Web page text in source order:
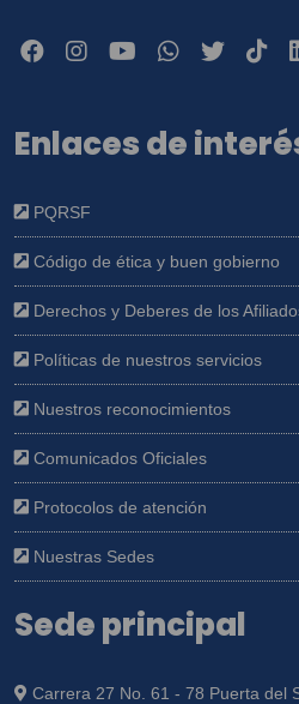
Enlaces de
PQRSF
Código de ética y buen gobierno
Derechos y Deberes de los
Políticas de nuestros servicios
Nuestros reconocimientos
Comunicados Oficiales
Protocolos de atención
Nuestras Sedes
Sede principal
Carrera 27 No. 61 - 78 Puerta del